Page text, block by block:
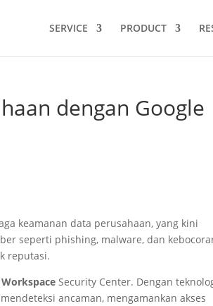
SERVICE PRODUCT
dengan Google
keamanan data perusahaan, yang kini
seperti phishing, malware, dan
reputasi.
Security Center. Dengan
ancaman, mengamankan akses